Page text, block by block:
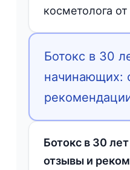
косметолога от
Ботокс в 30
начинающих:
Ботокс в 30
отзывы и